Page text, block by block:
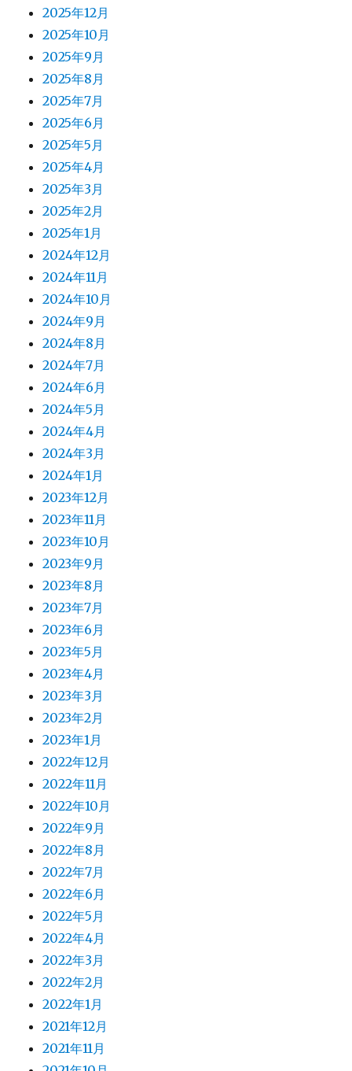
2025年12月
2025年10月
2025年9月
2025年8月
2025年7月
2025年6月
2025年5月
2025年4月
2025年3月
2025年2月
2025年1月
2024年12月
2024年11月
2024年10月
2024年9月
2024年8月
2024年7月
2024年6月
2024年5月
2024年4月
2024年3月
2024年1月
2023年12月
2023年11月
2023年10月
2023年9月
2023年8月
2023年7月
2023年6月
2023年5月
2023年4月
2023年3月
2023年2月
2023年1月
2022年12月
2022年11月
2022年10月
2022年9月
2022年8月
2022年7月
2022年6月
2022年5月
2022年4月
2022年3月
2022年2月
2022年1月
2021年12月
2021年11月